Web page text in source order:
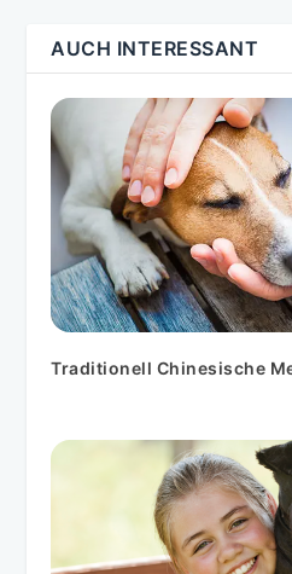
AUCH INTERESSANT
Traditionell Chinesische